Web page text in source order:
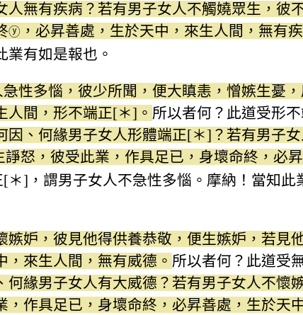
人無有疾病？若有男子女人不觸嬈眾生，彼
ⓨ ，必昇善處，生於天中，來生人間，無有疾
有如是報也。
性多惱，彼少所聞，便大瞋恚，憎嫉生憂
人間，形不端正[＊]。 所以者何？此道受形
因、何緣男子女人形體端正[＊]？若有男子
怒，彼受此業，作具足已，身壞命終，必
＊]，謂男子女人不急性多惱。摩納！當知此
妒，彼見他得供養恭敬，便生嫉妒，若見
來生人間，無有威德。 所以者何？此道受
何緣男子女人有大威德？若有男子女人不懷
作具足已，身壞命終，必昇善處，生於天